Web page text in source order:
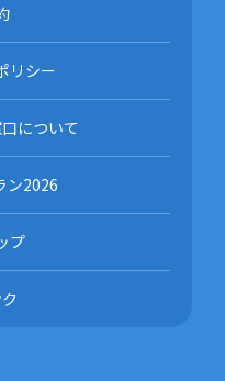
リシー
について
ン2026
プ